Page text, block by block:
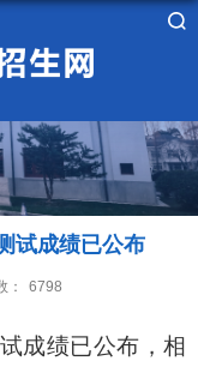
试成绩已公布
： 6798
成绩已公布，相